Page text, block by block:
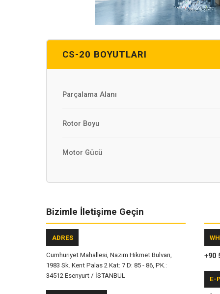
CS-20 BOYUTLARI
Parçalama Alanı
Rotor Boyu
Motor Gücü
Bizimle İletişime Geçin
ADRES
Cumhuriyet Mahallesi, Nazım Hikmet Bulvarı,
1983 Sk. Kent Palas 2 Kat: 7 D: 85 - 86, PK.:
34512 Esenyurt / İSTANBUL
+90
E-